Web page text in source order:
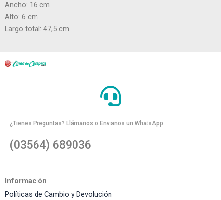
Ancho: 16 cm
Alto: 6 cm
Largo total: 47,5 cm
¿Tienes Preguntas? Llámanos o Envianos un WhatsApp
(03564) 689036
Información
Políticas de Cambio y Devolución